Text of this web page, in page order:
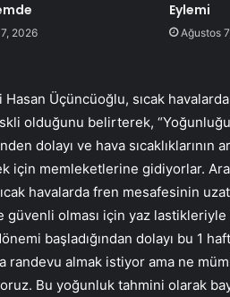
2026
Eylemi
Ağustos
Üçüncüoğlu, sıcak
olduğunu belirterek,
dolayı ve hava sıcaklıklarının
için memleketlerine gidiyorlar.
havalarda fren mesafesinin
güvenli olması için yaz lastikleriyle
başladığından dolayı bu 1
randevu almak istiyor ama ne
Bu yoğunluk tahmini olarak